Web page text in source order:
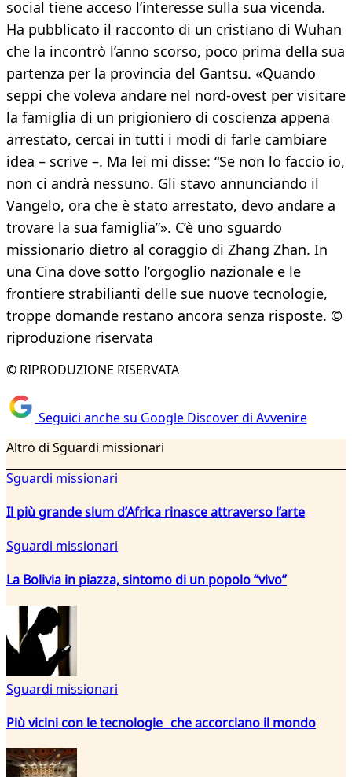
social tiene acceso l’interesse sulla sua vicenda.
Ha pubblicato il racconto di un cristiano di Wuhan
che la incontrò l’anno scorso, poco prima della sua
partenza per la provincia del Gantsu. «Quando
seppi che voleva andare nel nord-ovest per visitare
la famiglia di un prigioniero di coscienza appena
arrestato, cercai in tutti i modi di farle cambiare
idea – scrive –. Ma lei mi disse: “Se non lo faccio io,
non ci andrà nessuno. Gli stavo annunciando il
Vangelo, ora che è stato arrestato, devo andare a
trovare la sua famiglia”». C’è uno sguardo
missionario dietro al coraggio di Zhang Zhan. In
una Cina dove sotto l’orgoglio nazionale e le
frontiere strabilianti delle sue nuove tecnologie,
troppe domande restano ancora senza risposte. ©
riproduzione riservata
© RIPRODUZIONE RISERVATA
Seguici anche su Google Discover di Avvenire
Altro di Sguardi missionari
Sguardi missionari
Il più grande slum d’Africa rinasce attraverso l’arte
Sguardi missionari
La Bolivia in piazza, sintomo di un popolo “vivo”
Sguardi missionari
Più vicini con le tecnologie che accorciano il mondo